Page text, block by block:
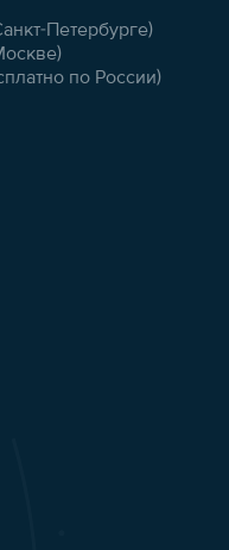
Петербурге)
по России)